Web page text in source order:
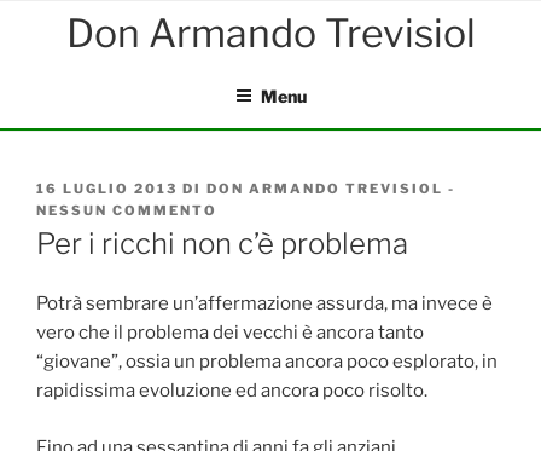
Menu
PUBBLICATO
IL
16 LUGLIO 2013 DI DON ARMANDO TREVISIOL -
NESSUN COMMENTO
I
NON
PROBLEMA
Per i ricchi non c’è problema
Potrà sembrare un’affermazione assurda, ma invece è
vero che il problema dei vecchi è ancora tanto
“giovane”, ossia un problema ancora poco esplorato, in
rapidissima evoluzione ed ancora poco risolto.